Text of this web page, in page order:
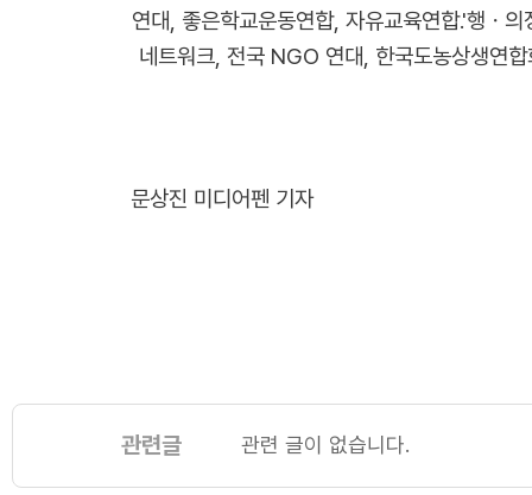
연대, 좋은학교운동연합, 자유교육연합.'행ㆍ
네트워크, 전국 NGO 연대, 한국도농상생연
문상진 미디어펜 기자
관련글 관련 글이 없습니다.